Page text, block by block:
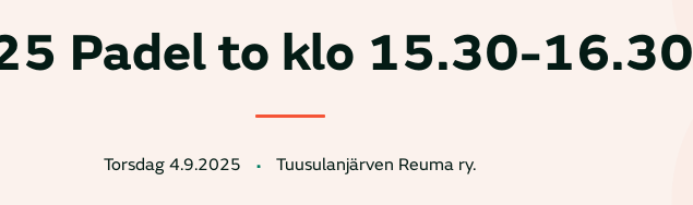
Padel to klo 15.30-16.30
Torsdag 4.9.2025 Tuusulanjärven Reuma ry.